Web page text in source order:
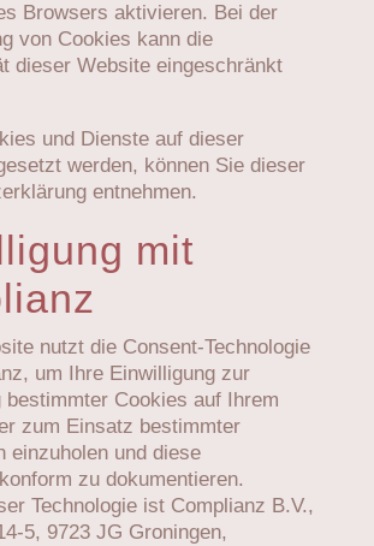
Browsers aktivieren. Bei der
von Cookies kann die
dieser Website eingeschränkt
und Dienste auf dieser
werden, können Sie dieser
entnehmen.
mit
nutzt die Consent-Technologie
um Ihre Einwilligung zur
bestimmter Cookies auf Ihrem
zum Einsatz bestimmter
einzuholen und diese
zu dokumentieren.
Technologie ist Complianz B.V.,
5, 9723 JG Groningen,